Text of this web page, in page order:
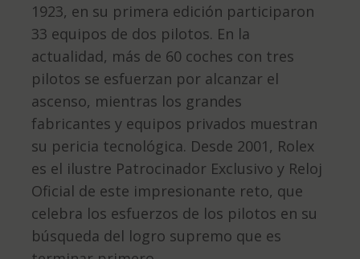
1923, en su primera edición participaron
33 equipos de dos pilotos. En la
actualidad, más de 60 coches con tres
pilotos se esfuerzan por alcanzar el
ascenso, mientras los grandes
fabricantes y equipos privados muestran
su pericia tecnológica. Desde 2001, Rolex
es el ilustre Patrocinador Exclusivo y Reloj
Oficial de este impresionante reto, que
celebra los esfuerzos de los pilotos en su
búsqueda del logro supremo que es